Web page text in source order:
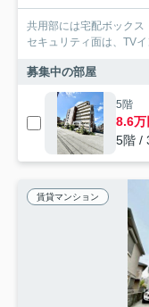
共用部には宅配ボックス
セキュリティ面は、TV
募集中の部屋
5階
8.6万
5階 /
賃貸マンション